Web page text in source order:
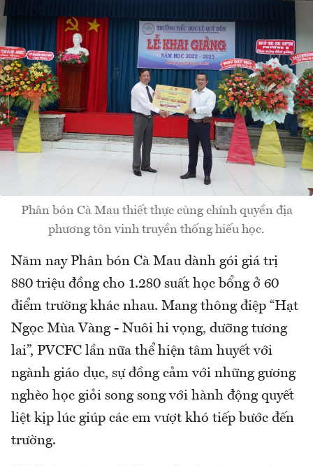
Phân bón Cà Mau thiết thực cùng chính quyền địa
phương tôn vinh truyền thống hiếu học.
Năm nay Phân bón Cà Mau dành gói giá trị
880 triệu đồng cho 1.280 suất học bổng ở 60
điểm trường khác nhau. Mang thông điệp “Hạt
Ngọc Mùa Vàng - Nuôi hi vọng, dưỡng tương
lai”, PVCFC lần nữa thể hiện tâm huyết với
ngành giáo dục, sự đồng cảm với những gương
nghèo học giỏi song song với hành động quyết
liệt kịp lúc giúp các em vượt khó tiếp bước đến
trường.